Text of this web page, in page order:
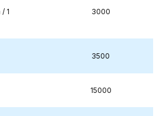
1
3000
3500
15000